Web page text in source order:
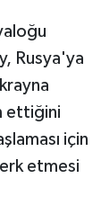
Rusya'ya
ettiğini
için
etmesi